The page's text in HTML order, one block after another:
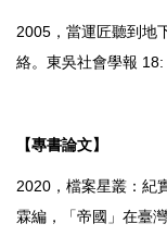
2005，當運匠聽到地
絡。東吳社會學報 18:
【專書論文】
2020，檔案星叢：紀
霖編，「帝國」在臺